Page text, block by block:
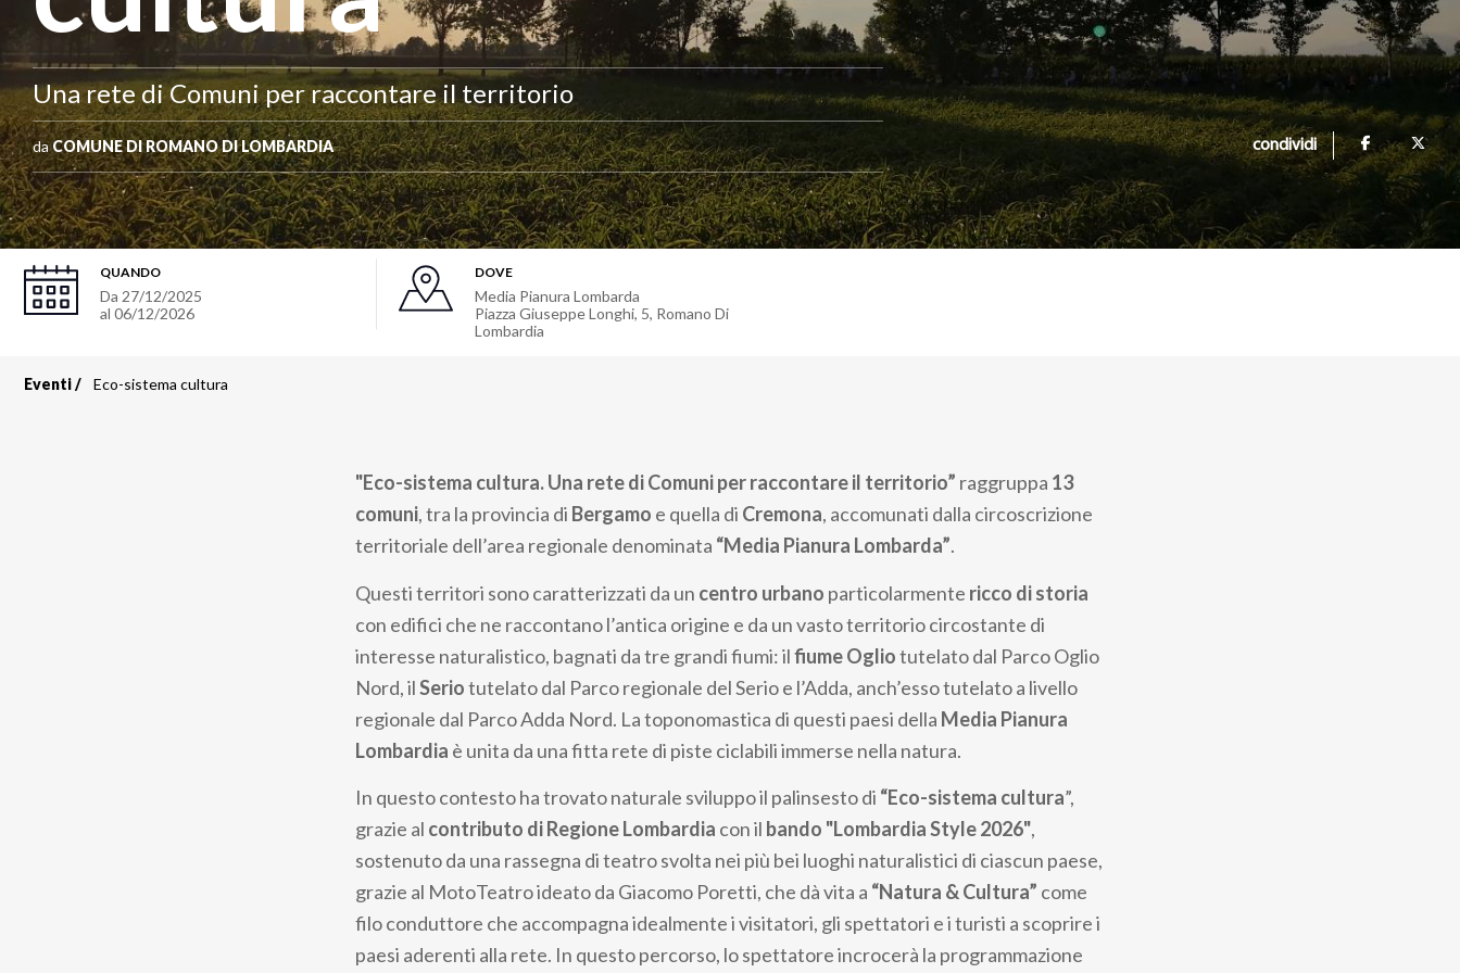
Una rete di Comuni per raccontare il territorio
daCOMUNE DI ROMANO DI LOMBARDIA condividi
QUANDO
Da 27/12/2025
al 06/12/2026
DOVE
Media Pianura Lombarda
Piazza Giuseppe Longhi, 5, Romano Di
Lombardia
Eventi Eco-sistema cultura
"Eco-sistema cultura. Una rete di Comuni per raccontare il territorio” raggruppa 13
comuni, tra la provincia di Bergamo e quella di Cremona, accomunati dalla circoscrizione
territoriale dell’area regionale denominata “Media Pianura Lombarda”.
Questi territori sono caratterizzati da un centro urbano particolarmente ricco di storia
con edifici che ne raccontano l’antica origine e da un vasto territorio circostante di
interesse naturalistico, bagnati da tre grandi fiumi: ilfiume Ogliotutelato dal Parco Oglio
Nord, ilSeriotutelato dal Parco regionale del Serio e l’Adda, anch’esso tutelato a livello
regionale dal Parco Adda Nord. La toponomastica di questi paesi della Media Pianura
Lombardia è unita da una fitta rete di piste ciclabili immerse nella natura.
In questo contesto ha trovato naturale sviluppo il palinsesto di “Eco-sistema cultura”,
grazie al contributo di Regione Lombardia con il bando "Lombardia Style 2026",
sostenuto da una rassegna di teatro svolta nei più bei luoghi naturalistici di ciascun paese,
grazie al MotoTeatro ideato da Giacomo Poretti, che dà vita a “Natura & Cultura” come
filo conduttore che accompagna idealmente i visitatori, gli spettatori e i turisti a scoprire i
paesi aderenti alla rete. In questo percorso, lo spettatore incrocerà la programmazione